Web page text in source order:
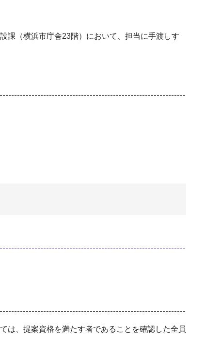
課（横浜市庁舎23階）において、担当に手渡しす
は、提案資格を満たす者であることを確認した全員